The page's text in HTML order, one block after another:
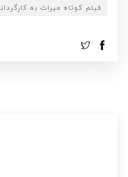
فیلم کوتاه میراث به